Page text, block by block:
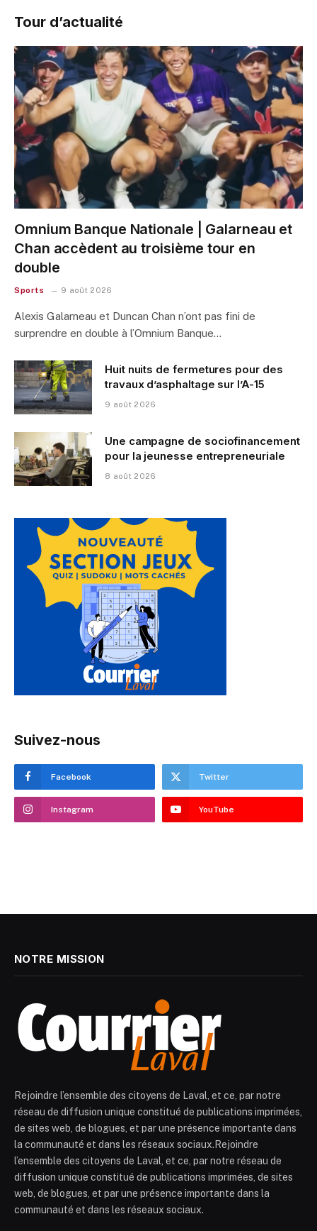
Tour d’actualité
Omnium Banque Nationale | Galarneau et
Chan accèdent au troisième tour en
double
Sports 9 août 2026
Alexis Galarneau et Duncan Chan n’ont pas fini de
surprendre en double à l’Omnium Banque…
Huit nuits de fermetures pour des
travaux d’asphaltage sur l’A-15
9 août 2026
Une campagne de sociofinancement
pour la jeunesse entrepreneuriale
8 août 2026
Suivez-nous
Facebook Twitter
Instagram YouTube
NOTRE MISSION
Rejoindre l’ensemble des citoyens de Laval, et ce, par notre
réseau de diffusion unique constitué de publications imprimées,
de sites web, de blogues, et par une présence importante dans
la communauté et dans les réseaux sociaux.Rejoindre
l’ensemble des citoyens de Laval, et ce, par notre réseau de
diffusion unique constitué de publications imprimées, de sites
web, de blogues, et par une présence importante dans la
communauté et dans les réseaux sociaux.